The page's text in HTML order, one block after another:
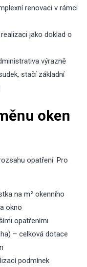
renovaci v rámci
jako doklad o
výrazně
stačí základní
oken
opatření. Pro
na m² okenního
okno
opatřeními
– celková dotace
podmínek